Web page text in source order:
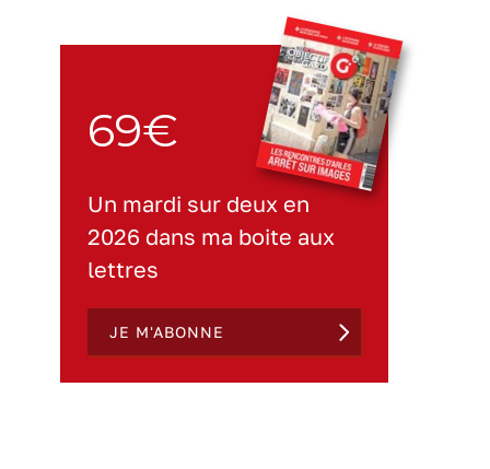
69€
Un mardi sur deux en
2026 dans ma boite aux
lettres
JE M'ABONNE